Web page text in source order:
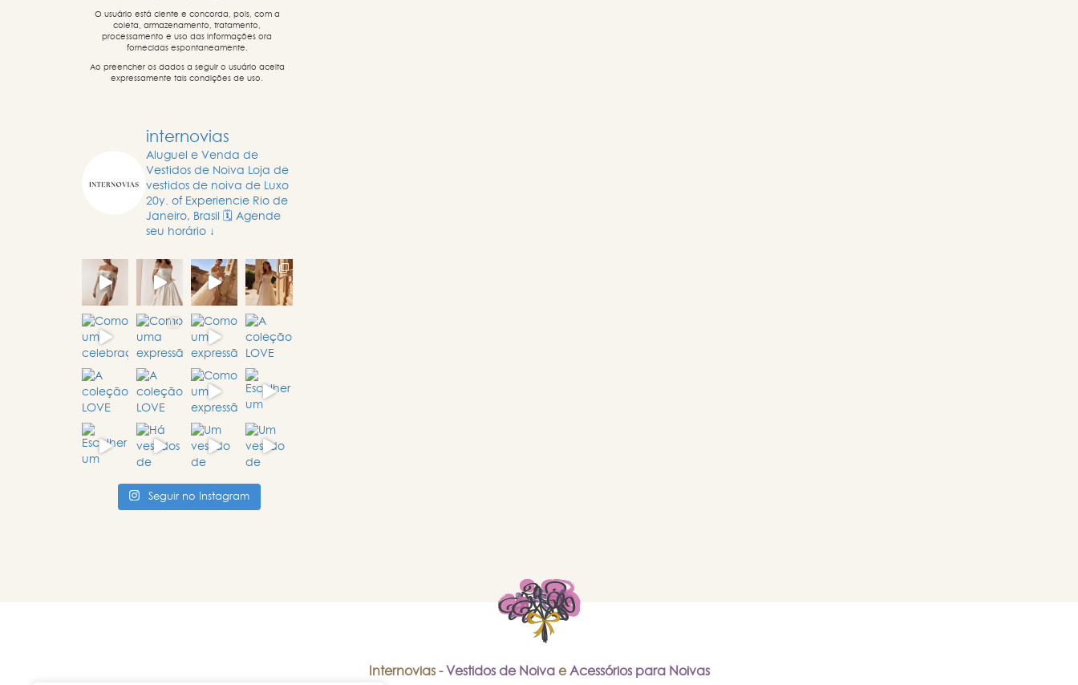
O usuário está ciente e concorda, pois, com a
coleta, armazenamento, tratamento,
processamento e uso das informações ora
fornecidas espontaneamente.
Ao preencher os dados a seguir o usuário aceita
expressamente tais condições de uso.
internovias
Aluguel e Venda de
Vestidos de Noiva Loja de
vestidos de noiva de Luxo
20y. of Experiencie Rio de
Janeiro, Brasil
🗓️ Agende
seu horário ↓
Seguir no Instagram
Internovias -Vestidos de Noivae Acessórios para Noivas